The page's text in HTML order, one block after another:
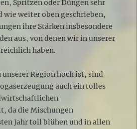
Spritzen oder Düngen sehr
wie weiter oben geschrieben,
ihre Stärken insbesondere
aus, von denen wir in unserer
haben.
Region hoch ist, sind
auch ein tolles
da die Mischungen
Jahr toll blühen und in allen